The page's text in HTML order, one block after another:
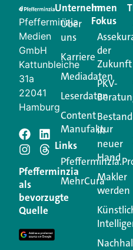
Creator für Ihre
Ihren Vertriebsalltag
Login.
Jetzt anmelden
Schreiben Sie
Kommentar
Ihre E-Mail-Adresse wird
Erforderliche Felder sind
Kommentar
Pfefferminzia
Medien
GmbH
Kattunbleiche
31a
22041
Hamburg
Pfefferminzia
als
bevorzugte
Quelle
Unternehmen
Über
uns
Karriere
Mediadaten
Leserdaten
Content
Manufaktur
Links
MehrCura
Im
Fokus
der
Zukunft
PKV-
Bestand
in
neuer
Hand
Makler
werden